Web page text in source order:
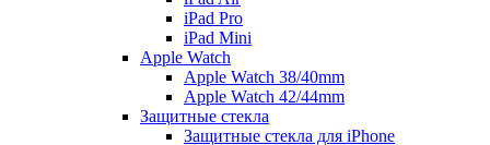
iPad Pro
iPad Mini
Apple Watch
Apple Watch 38/40mm
Apple Watch 42/44mm
Защитные стекла
Защитные стекла для iPhone